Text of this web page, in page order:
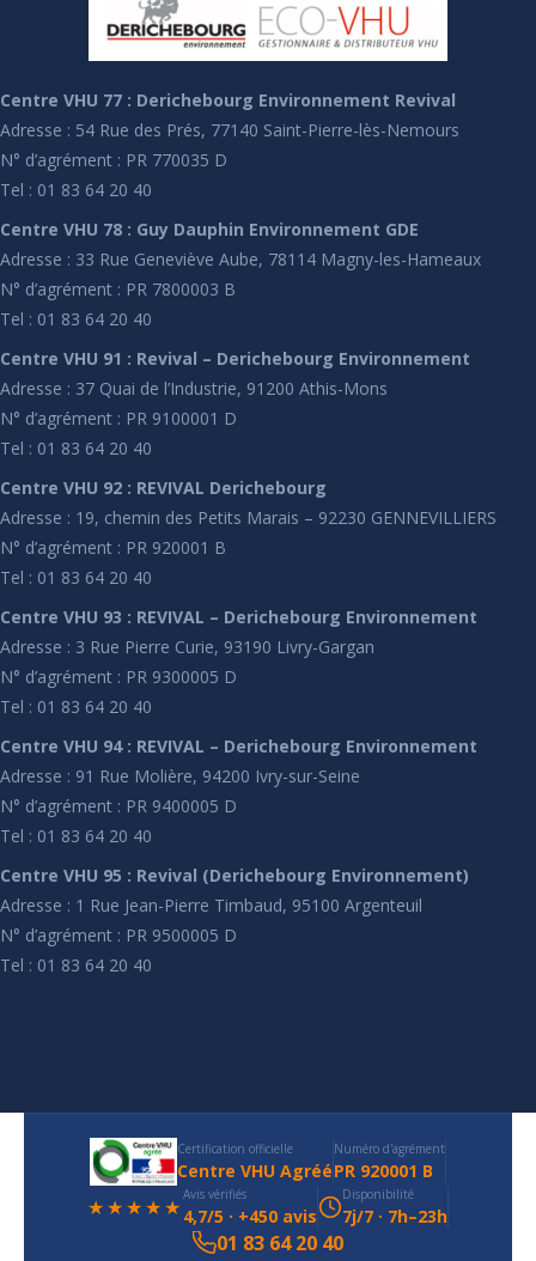
Centre VHU 77 : Derichebourg Environnement Revival
Adresse : 54 Rue des Prés, 77140 Saint-Pierre-lès-Nemours
N° d’agrément : PR 770035 D
Tel : 01 83 64 20 40
Centre VHU 78 : Guy Dauphin Environnement GDE
Adresse : 33 Rue Geneviève Aube, 78114 Magny-les-Hameaux
N° d’agrément : PR 7800003 B
Tel : 01 83 64 20 40
Centre VHU 91 : Revival – Derichebourg Environnement
Adresse : 37 Quai de l’Industrie, 91200 Athis-Mons
N° d’agrément : PR 9100001 D
Tel : 01 83 64 20 40
Centre VHU 92 : REVIVAL Derichebourg
Adresse : 19, chemin des Petits Marais – 92230 GENNEVILLIERS
N° d’agrément : PR 920001 B
Tel : 01 83 64 20 40
Centre VHU 93 : REVIVAL – Derichebourg Environnement
Adresse : 3 Rue Pierre Curie, 93190 Livry-Gargan
N° d’agrément : PR 9300005 D
Tel : 01 83 64 20 40
Centre VHU 94 : REVIVAL – Derichebourg Environnement
Adresse : 91 Rue Molière, 94200 Ivry-sur-Seine
N° d’agrément : PR 9400005 D
Tel : 01 83 64 20 40
Centre VHU 95 : Revival (Derichebourg Environnement)
Adresse : 1 Rue Jean-Pierre Timbaud, 95100 Argenteuil
N° d’agrément : PR 9500005 D
Tel : 01 83 64 20 40
Certification officielle
Centre VHU Agréé
Numéro d'agrément
PR 920001 B
★★★★★ Avis vérifiés
4,7/5 · +450 avis
Disponibilité
7j/7 · 7h–23h
01 83 64 20 40